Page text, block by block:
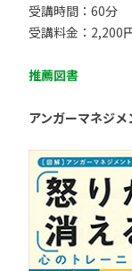
受講時間：60分
受講料金：2,200
推薦図書
アンガーマネジ